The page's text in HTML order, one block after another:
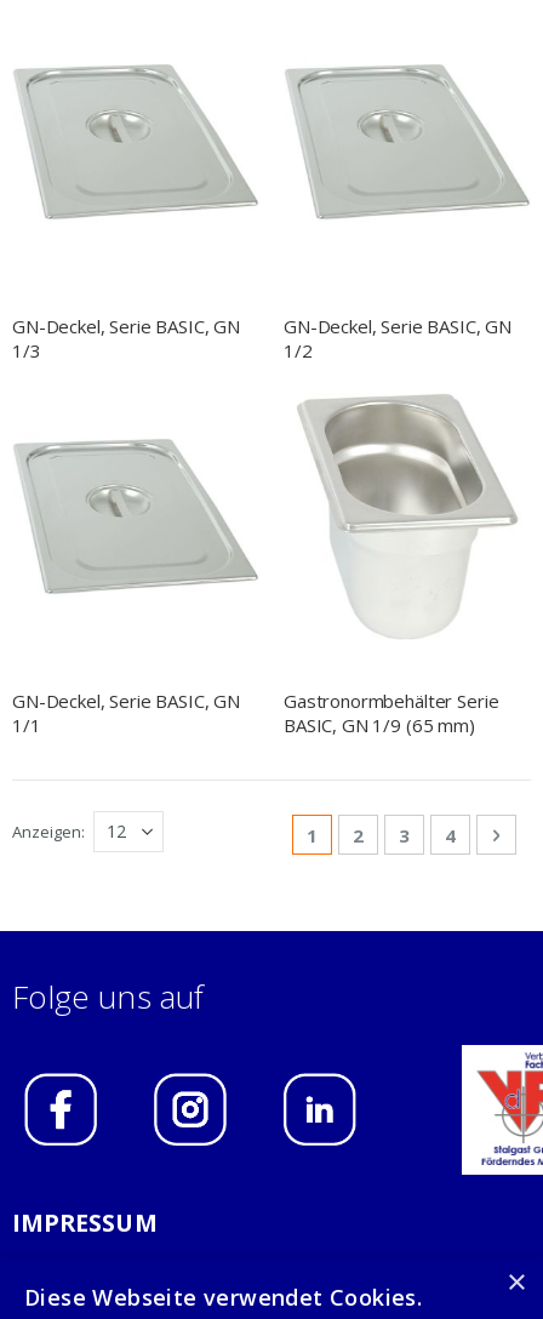
GN-Deckel, Serie BASIC, GN
1/3
GN-Deckel, Serie BASIC, GN
1/2
GN-Deckel, Serie BASIC, GN
1/1
Gastronormbehälter Serie
BASIC, GN 1/9 (65 mm)
Sie lesen gerade Seite
1 Seite
2 Seite
3 Seite
4
Anzeigen
Folge uns auf
IMPRESSUM
×
Diese Webseite verwendet Cookies.